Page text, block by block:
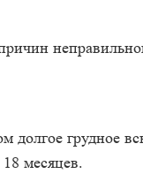
долгое грудное
месяцев.